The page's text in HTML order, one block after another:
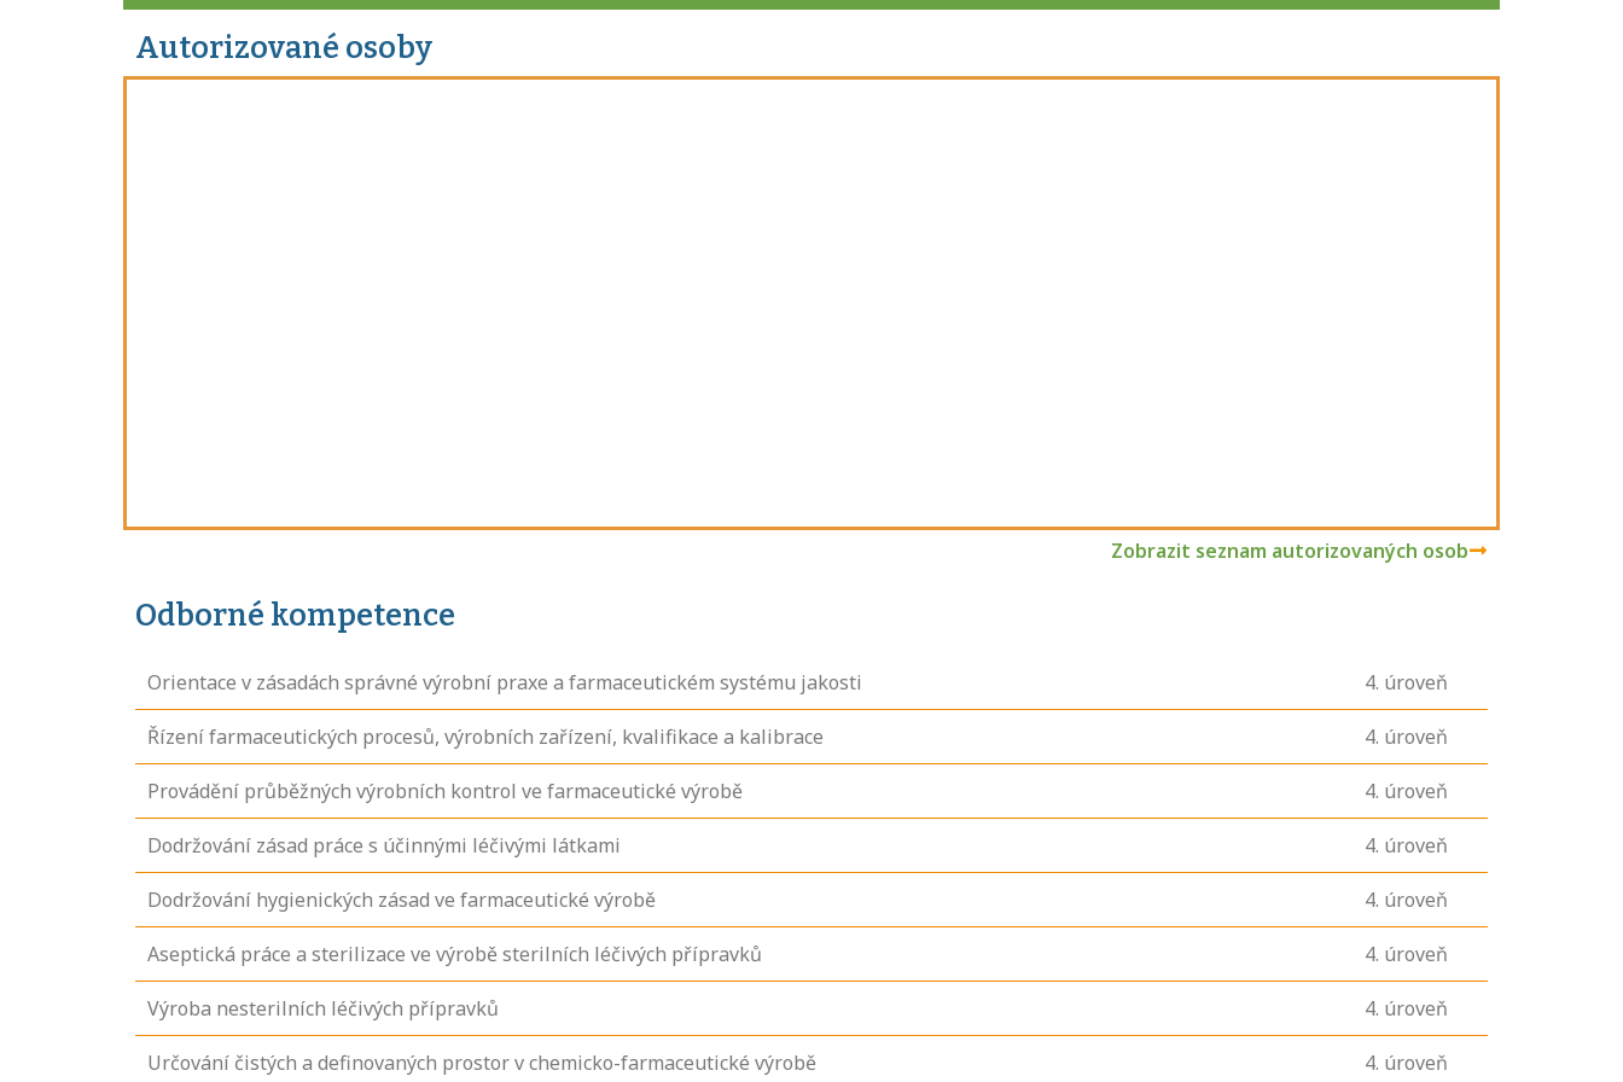
Autorizované osoby
Zobrazit seznam autorizovaných osob
Odborné kompetence
Orientace v zásadách správné výrobní praxe a farmaceutickém systému jakosti 4. úroveň
Řízení farmaceutických procesů, výrobních zařízení, kvalifikace a kalibrace 4. úroveň
Provádění průběžných výrobních kontrol ve farmaceutické výrobě 4. úroveň
Dodržování zásad práce s účinnými léčivými látkami 4. úroveň
Dodržování hygienických zásad ve farmaceutické výrobě 4. úroveň
Aseptická práce a sterilizace ve výrobě sterilních léčivých přípravků 4. úroveň
Výroba nesterilních léčivých přípravků 4. úroveň
Určování čistých a definovaných prostor v chemicko-farmaceutické výrobě 4. úroveň